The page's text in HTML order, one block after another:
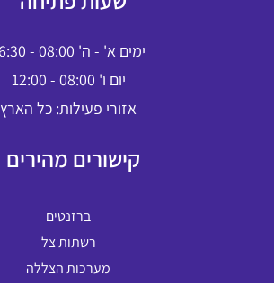
ימים א' - ה' 08:00 - 16:30
יום ו' 08:00 - 12:00
אזורי פעילות: כל הארץ
קישורים מהירים
ברזנטים
רשתות צל
מערכות הצללה